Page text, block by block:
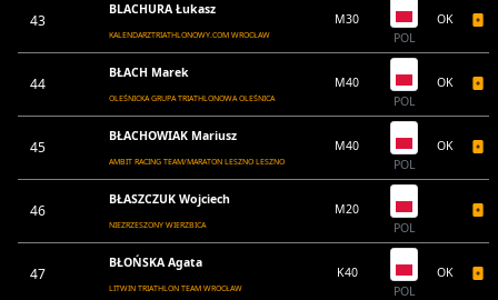
43
BLACHURA Łukasz
KALENDARZTRIATHLONOWY.COM WROCŁAW
M30
POL
OK
44
BŁACH Marek
OLEŚNICKA GRUPA TRIATHLONOWA OLEŚNICA
M40
POL
OK
45
BŁACHOWIAK Mariusz
AMBIT RACING TEAM/MARATON LESZNO LESZNO
M40
POL
OK
46
BŁASZCZUK Wojciech
NIEZRZESZONY WIERZBICA
M20
POL
47
BŁOŃSKA Agata
LITWIN TRIATHLON TEAM WROCŁAW
K40
POL
OK